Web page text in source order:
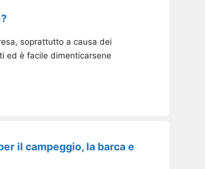
soprattutto a causa dei
ed è facile dimenticarsene
il campeggio, la barca e